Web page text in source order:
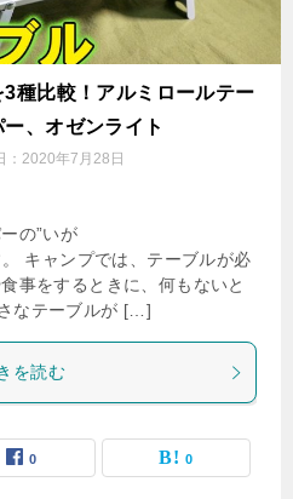
種比較！アルミロールテー
、オゼンライト
： 2020年7月28日
の”いが
キャンプでは、テーブルが必
事をするときに、何もないと
なテーブルが […]
を読む
0 0